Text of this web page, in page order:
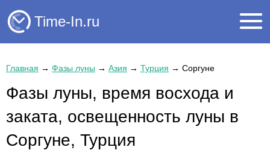
Time-In.ru
Главная → Фазы луны → Азия → Турция → Соргуне
Фазы луны, время восхода и
заката, освещенность луны в
Соргуне, Турция